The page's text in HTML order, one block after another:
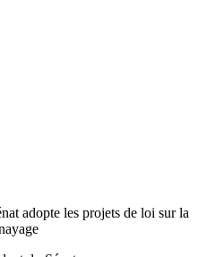
adopte les projets de loi sur la